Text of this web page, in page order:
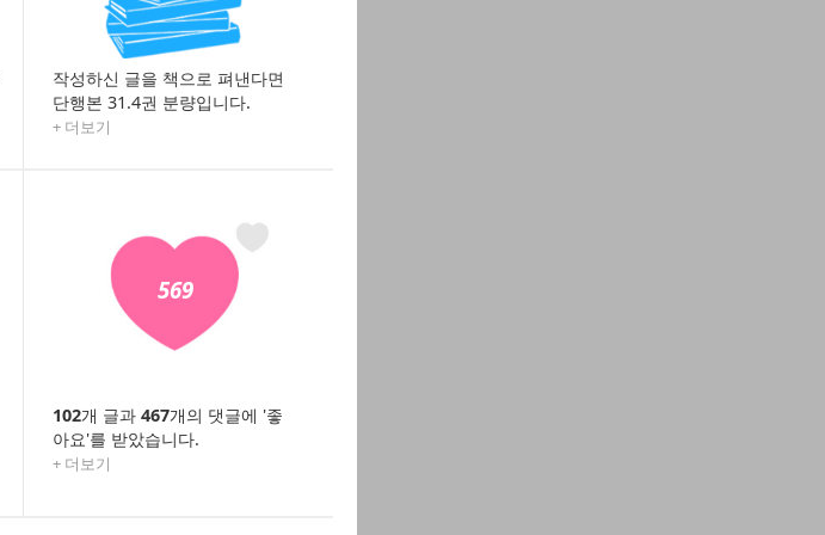
작성하신 글을 책으로 펴낸다면
단행본 31.4권 분량입니다.
+ 더보기
569
102개 글과 467개의 댓글에 '좋
아요'를 받았습니다.
+ 더보기